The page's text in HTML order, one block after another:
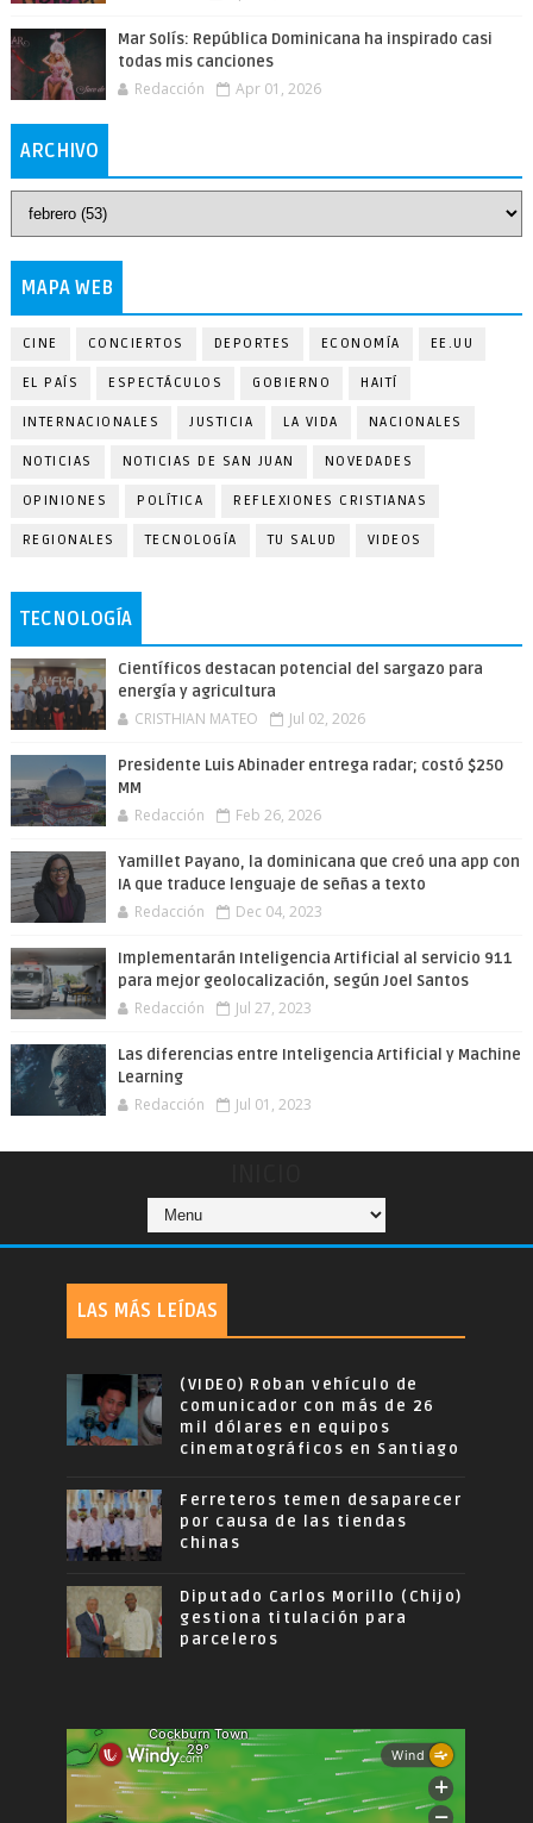
Mar Solís: República Dominicana ha inspirado casi
todas mis canciones
Redacción Apr 01, 2026
ARCHIVO
MAPA WEB
CINE CONCIERTOS DEPORTES ECONOMÍA EE.UU
EL PAÍS ESPECTÁCULOS GOBIERNO HAITÍ
INTERNACIONALES JUSTICIA LA VIDA NACIONALES
NOTICIAS NOTICIAS DE SAN JUAN NOVEDADES
OPINIONES POLÍTICA REFLEXIONES CRISTIANAS
REGIONALES TECNOLOGÍA TU SALUD VIDEOS
TECNOLOGÍA
Científicos destacan potencial del sargazo para
energía y agricultura
CRISTHIAN MATEO Jul 02, 2026
Presidente Luis Abinader entrega radar; costó $250
MM
Redacción Feb 26, 2026
Yamillet Payano, la dominicana que creó una app con
IA que traduce lenguaje de señas a texto
Redacción Dec 04, 2023
Implementarán Inteligencia Artificial al servicio 911
para mejor geolocalización, según Joel Santos
Redacción Jul 27, 2023
Las diferencias entre Inteligencia Artificial y Machine
Learning
Redacción Jul 01, 2023
LAS MÁS LEÍDAS
(VIDEO) Roban vehículo de
comunicador con más de 26
mil dólares en equipos
cinematográficos en Santiago
Ferreteros temen desaparecer
por causa de las tiendas
chinas
Diputado Carlos Morillo (Chijo)
gestiona titulación para
parceleros